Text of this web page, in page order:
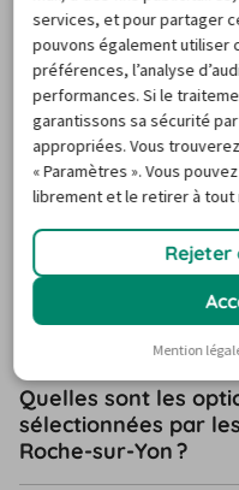
Questions
location de
sur-Yon
Ai-je besoin d’une
réserver une
Roche-sur-Yon ?
Quelles sont les
sélectionnées par
Roche-sur-Yon ?
services, et pour partager
pouvons également utiliser
préférences, l’analyse
performances. Si le
garantissons sa sécurité
appropriées. Vous
« Paramètres ». Vous
librement et le retirer à tout
Mention